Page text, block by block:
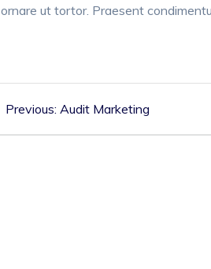
ornare ut tortor. Praesent
Previous: Audit Marketing